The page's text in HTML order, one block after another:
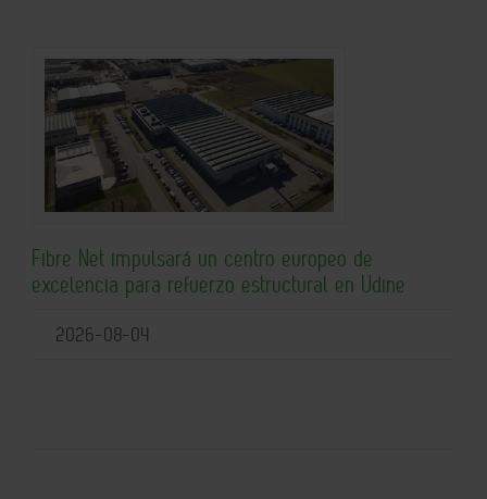
Fibre Net impulsará un centro europeo de
excelencia para refuerzo estructural en Udine
2026-08-04